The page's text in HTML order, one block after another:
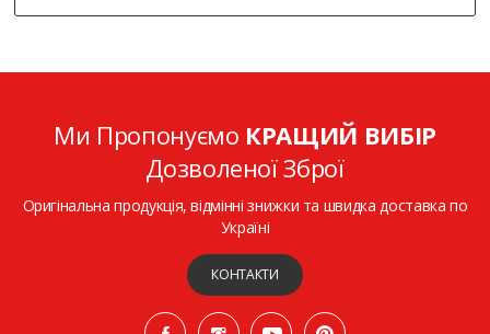
Ми Пропонуємо КРАЩИЙ ВИБІР
Дозволеної Зброї
Оригінальна продукція, відмінні знижки та швидка доставка по
Україні
КОНТАКТИ